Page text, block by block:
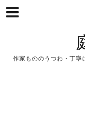
作家もののうつわ・丁寧